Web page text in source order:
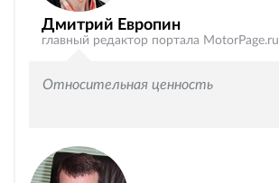
Дмитрий Европин
главный редактор портала MotorPage.ru
Относительная ценность